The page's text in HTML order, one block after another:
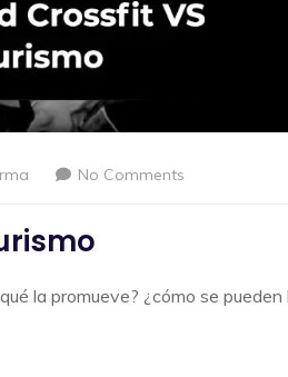
No Comments
la promueve? ¿cómo se